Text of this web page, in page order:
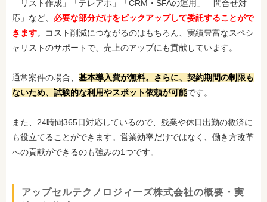
「リスト作成」「テレアポ」「CRM・SFAの運用」「問合せ対
応」など、 必要な部分だけをピックアップして委託することがで
きます。コスト削減につながるのはもちろん、実績豊富なスペシ
ャリストのサポートで、売上のアップにも貢献しています。
通常案件の場合、 基本導入費が無料。さらに、契約期間の制限も
ないため、試験的な利用やスポット依頼が可能です。
また、24時間365日対応しているので、残業や休日出勤の救済に
も役立てることができます。営業効率だけではなく、働き方改革
への貢献ができるのも強みの1つです。
アップセルテクノロジィーズ株式会社の概要・実